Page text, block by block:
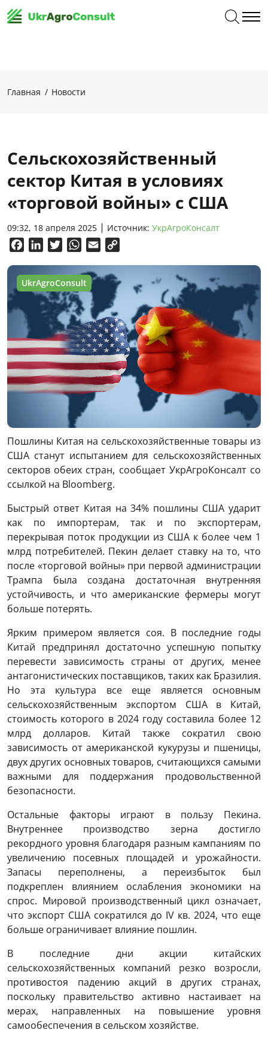
Главная Новости
Сельскохозяйственный
сектор Китая в условиях
«торговой войны» с США
09:32, 18 апреля 2025 Источник: УкрАгроКонсалт
FacebookLinkedInTwitterWhatsApp
Email
UkrAgroConsult
Пошлины Китая на сельскохозяйственные товары из
США станут испытанием для сельскохозяйственных
секторов обеих стран, сообщает УкрАгроКонсалт со
ссылкой на Bloomberg.
Быстрый ответ Китая на 34% пошлины США ударит
как по импортерам, так и по экспортерам,
перекрывая поток продукции из США к более чем 1
млрд потребителей. Пекин делает ставку на то, что
после «торговой войны» при первой администрации
Трампа была создана достаточная внутренняя
устойчивость, и что американские фермеры могут
больше потерять.
Ярким примером является соя. В последние годы
Китай предпринял достаточно успешную попытку
перевести зависимость страны от других, менее
антагонистических поставщиков, таких как Бразилия.
Но эта культура все еще является основным
сельскохозяйственным экспортом США в Китай,
стоимость которого в 2024 году составила более 12
млрд долларов. Китай также сократил свою
зависимость от американской кукурузы и пшеницы,
двух других основных товаров, считающихся самыми
важными для поддержания продовольственной
безопасности.
Остальные факторы играют в пользу Пекина.
Внутреннее производство зерна достигло
рекордного уровня благодаря разным кампаниям по
увеличению посевных площадей и урожайности.
Запасы переполнены, а переизбыток был
подкреплен влиянием ослабления экономики на
спрос. Мировой производственный цикл означает,
что экспорт США сократился до IV кв. 2024, что еще
больше ограничивает влияние пошлин.
В последние дни акции китайских
сельскохозяйственных компаний резко возросли,
противостоя падению акций в других странах,
поскольку правительство активно настаивает на
мерах, направленных на повышение уровня
самообеспечения в сельском хозяйстве.